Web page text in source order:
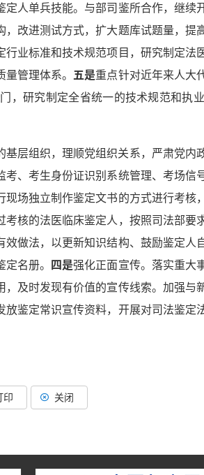
人单兵技能。与部司鉴所合作，继续
改进测试方式，扩大题库试题量，提
业标准和技术规范项目，研究制定法
量管理体系。五是重点针对近年来人大
，研究制定全省统一的技术规范和执
层组织，理顺党组织关系，严肃党内
、考生身份证识别系统管理、考场信
场独立制作鉴定文书的方式进行考核
核的法医临床鉴定人，按照司法部要
做法，以更新知识结构、鼓励鉴定人
名册。 四是强化正面宣传。落实重大
及时发现有价值的宣传线索。加强与
鉴定常识宣传资料，开展对司法鉴定
印 关闭